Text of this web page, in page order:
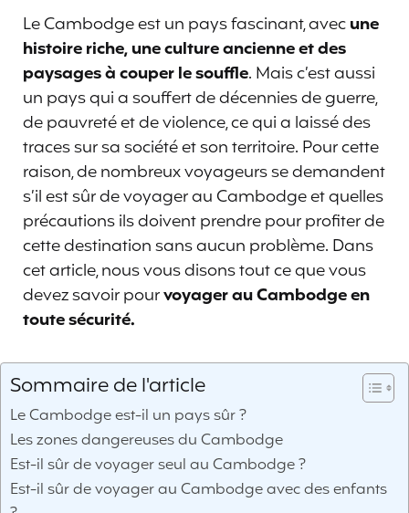
Le Cambodge est un pays fascinant, avecune
histoire riche, une culture ancienne et des
paysages à couper le souffle. Mais c’est aussi
un pays qui a souffert de décennies de guerre,
de pauvreté et de violence, ce qui a laissé des
traces sur sa société et son territoire. Pour cette
raison, de nombreux voyageurs se demandent
s’il est sûr de voyager au Cambodge et quelles
précautions ils doivent prendre pour profiter de
cette destination sans aucun problème. Dans
cet article, nous vous disons tout ce que vous
devez savoir pourvoyager au Cambodge en
toute sécurité.
Sommaire de l'article
Le Cambodge est-il un pays sûr ?
Les zones dangereuses du Cambodge
Est-il sûr de voyager seul au Cambodge ?
Est-il sûr de voyager au Cambodge avec des enfants